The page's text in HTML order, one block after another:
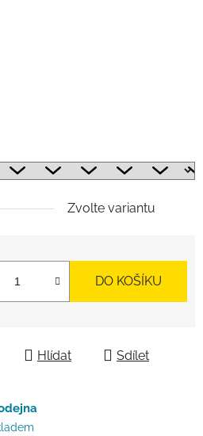
Zvolte variantu
DO KOŠÍKU
Hlídat Sdílet